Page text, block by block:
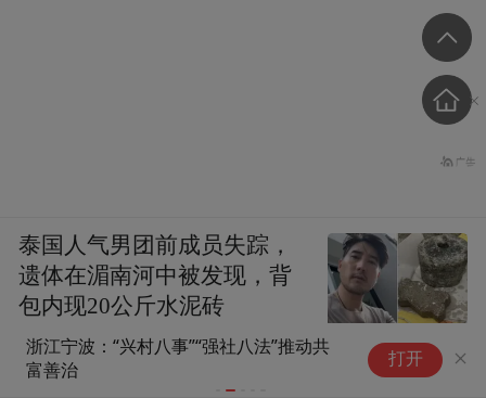
浙江宁波：“兴村八事”“强社八法”推动共
富善治
打开
泰国人气男团前成员失踪，
遗体在湄南河中被发现，背
包内现20公斤水泥砖